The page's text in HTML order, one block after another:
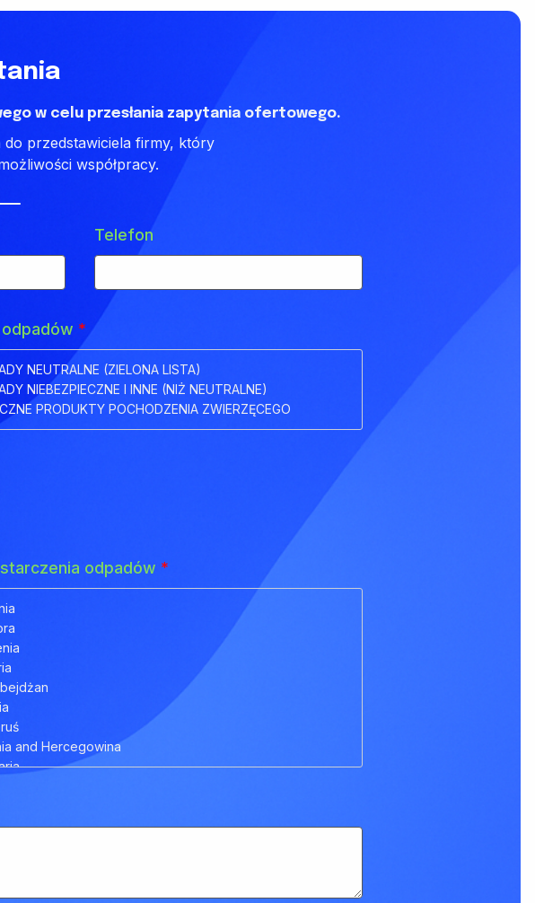
w celu przesłania zapytania ofertowego.
przedstawiciela firmy, który
współpracy.
Telefon
*
NEUTRALNE (ZIELONA LISTA)
NIEBEZPIECZNE I INNE (NIŻ NEUTRALNE)
PRODUKTY POCHODZENIA ZWIERZĘCEGO
odpadów *
and Hercegowina